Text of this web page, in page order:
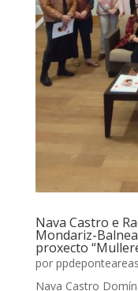
Nava Castro e
Mondariz-
proxecto
por ppdeponteareas
Nava Castro